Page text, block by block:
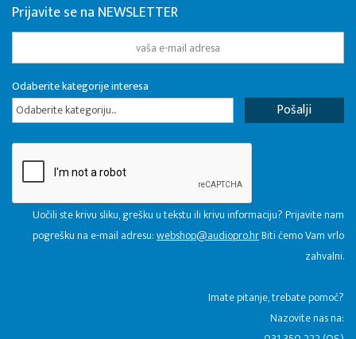
Prijavite se na NEWSLETTER
Odaberite kategorije interesa
Odaberite kategoriju...
Uočili ste krivu sliku, grešku u tekstu ili krivu informaciju? Prijavite nam
pogrešku na e-mail adresu:webshop@audiopro.hrBiti ćemo Vam vrlo
zahvalni.
​Imate pitanje, trebate pomoć?
Nazovite nas na: